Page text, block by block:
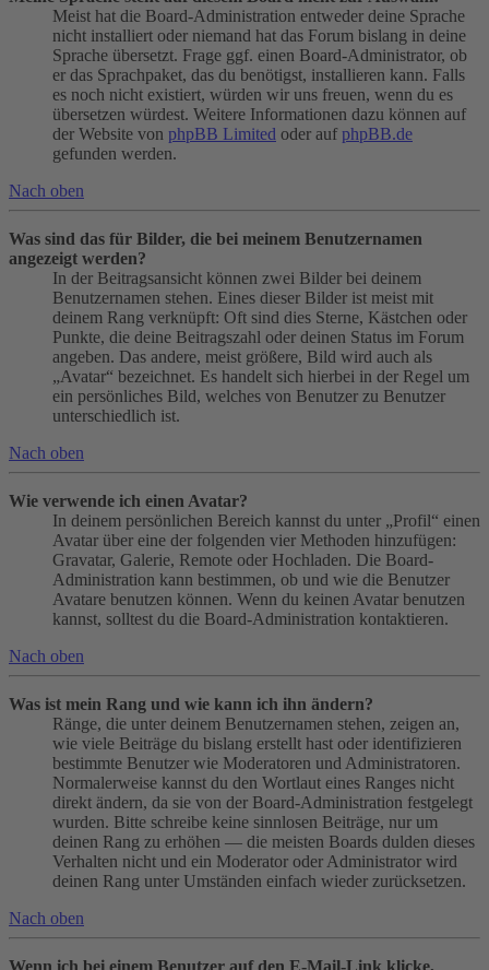
Meist hat die Board-Administration entweder deine Sprache
nicht installiert oder niemand hat das Forum bislang in deine
Sprache übersetzt. Frage ggf. einen Board-Administrator, ob
er das Sprachpaket, das du benötigst, installieren kann. Falls
es noch nicht existiert, würden wir uns freuen, wenn du es
übersetzen würdest. Weitere Informationen dazu können auf
der Website von phpBB Limited oder auf phpBB.de
gefunden werden.
Nach oben
Was sind das für Bilder, die bei meinem Benutzernamen
angezeigt werden?
In der Beitragsansicht können zwei Bilder bei deinem
Benutzernamen stehen. Eines dieser Bilder ist meist mit
deinem Rang verknüpft: Oft sind dies Sterne, Kästchen oder
Punkte, die deine Beitragszahl oder deinen Status im Forum
angeben. Das andere, meist größere, Bild wird auch als
„Avatar“ bezeichnet. Es handelt sich hierbei in der Regel um
ein persönliches Bild, welches von Benutzer zu Benutzer
unterschiedlich ist.
Nach oben
Wie verwende ich einen Avatar?
In deinem persönlichen Bereich kannst du unter „Profil“ einen
Avatar über eine der folgenden vier Methoden hinzufügen:
Gravatar, Galerie, Remote oder Hochladen. Die Board-
Administration kann bestimmen, ob und wie die Benutzer
Avatare benutzen können. Wenn du keinen Avatar benutzen
kannst, solltest du die Board-Administration kontaktieren.
Nach oben
Was ist mein Rang und wie kann ich ihn ändern?
Ränge, die unter deinem Benutzernamen stehen, zeigen an,
wie viele Beiträge du bislang erstellt hast oder identifizieren
bestimmte Benutzer wie Moderatoren und Administratoren.
Normalerweise kannst du den Wortlaut eines Ranges nicht
direkt ändern, da sie von der Board-Administration festgelegt
wurden. Bitte schreibe keine sinnlosen Beiträge, nur um
deinen Rang zu erhöhen — die meisten Boards dulden dieses
Verhalten nicht und ein Moderator oder Administrator wird
deinen Rang unter Umständen einfach wieder zurücksetzen.
Nach oben
Wenn ich bei einem Benutzer auf den E-Mail-Link klicke,